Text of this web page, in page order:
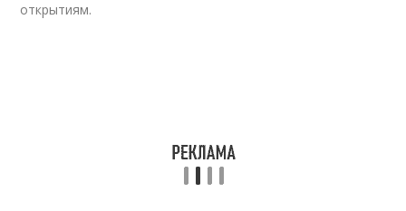
открытиям.